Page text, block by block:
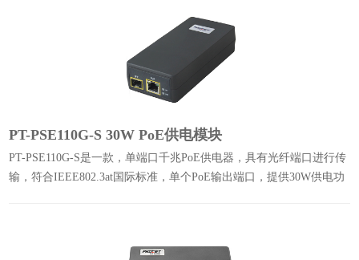
PT-PSE110G-S 30W PoE供电模块
PT-PSE110G-S是一款，单端口千兆PoE供电器，具有光纤端口进行传
输，符合IEEE802.3at国际标准，单个PoE输出端口，提供30W供电功